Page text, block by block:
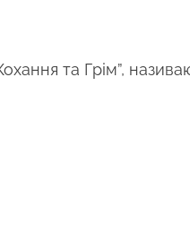
та Грім”,